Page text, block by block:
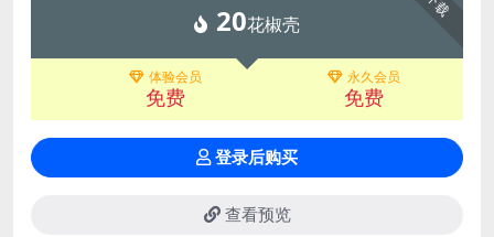
20花椒壳
体验会员
免费
永久会员
免费
登录后购买
查看预览